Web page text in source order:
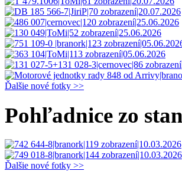
Ďalšie nové fotky >>
Pohľadnice zo
Ďalšie nové fotky >>